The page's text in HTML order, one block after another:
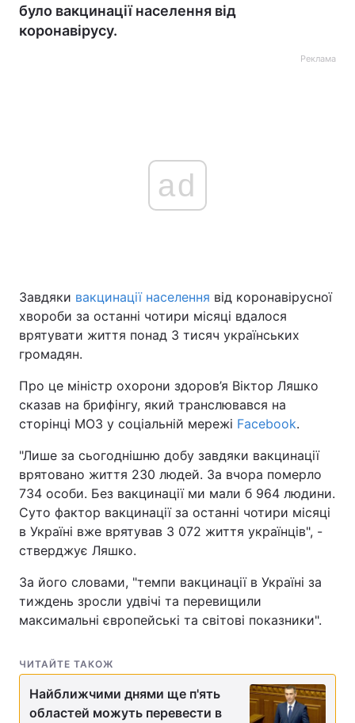
було вакцинації населення від
коронавірусу.
Реклама
ad
Завдяки вакцинації населення від коронавірусної
хвороби за останні чотири місяці вдалося
врятувати життя понад 3 тисяч українських
громадян.
Про це міністр охорони здоров’я Віктор Ляшко
сказав на брифінгу, який транслювався на
сторінці МОЗ у соціальній мережі Facebook.
"Лише за сьогоднішню добу завдяки вакцинації
врятовано життя 230 людей. За вчора померло
734 особи. Без вакцинації ми мали б 964 людини.
Суто фактор вакцинації за останні чотири місяці
в Україні вже врятував 3 072 життя українців", -
стверджує Ляшко.
За його словами, "темпи вакцинації в Україні за
тиждень зросли удвічі та перевищили
максимальні європейські та світові показники".
ЧИТАЙТЕ ТАКОЖ
Найближчими днями ще п'ять
областей можуть перевести в